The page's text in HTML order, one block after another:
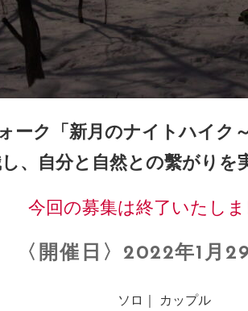
ーク「新月のナイトハイク
、自分と自然との繫がりを
今回の募集は終了いたしま
〈開催日〉2022年1月
ソロ｜ カップル